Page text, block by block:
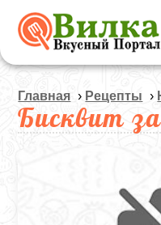
Главная › Рецепты ›
Бисквит